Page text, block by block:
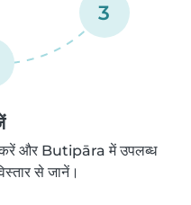
3
करें और Butipāra में उपलब्ध
से जानें।